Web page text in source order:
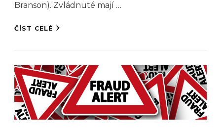
Branson). Zvládnuté mají …
ČÍST CELÉ